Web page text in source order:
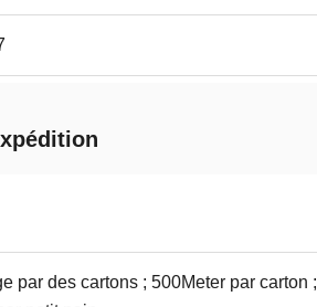
par des cartons ; 500Meter par carton ;